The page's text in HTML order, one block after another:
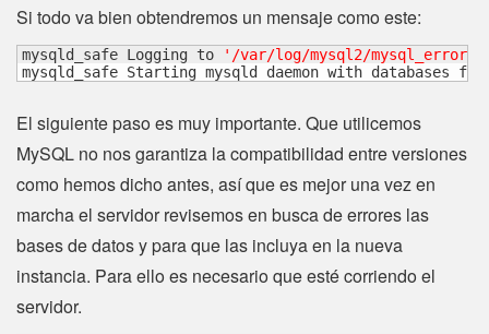
Si todo va bien obtendremos un mensaje como este:
mysqld_safe Logging to
'/var/log/mysql2/
mysqld_safe Starting mysqld daemon with databases
El siguiente paso es muy importante. Que utilicemos
MySQL no nos garantiza la compatibilidad entre versiones
como hemos dicho antes, así que es mejor una vez en
marcha el servidor revisemos en busca de errores las
bases de datos y para que las incluya en la nueva
instancia. Para ello es necesario que esté corriendo el
servidor.